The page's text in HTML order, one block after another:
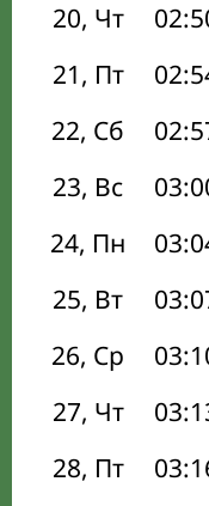
20, Чт
21, Пт
22, Сб
23, Вс
24, Пн
25, Вт
26, Ср
27, Чт
28, Пт